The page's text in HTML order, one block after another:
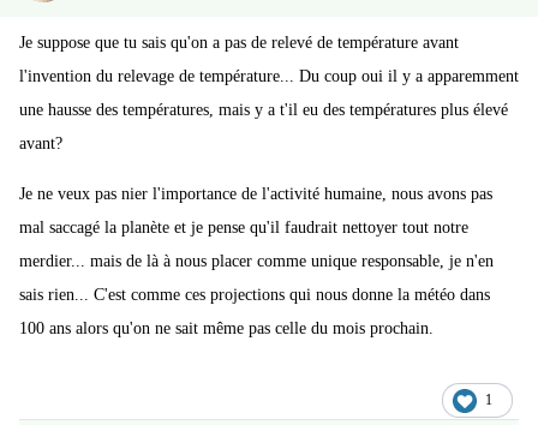
Je suppose que tu sais qu'on a pas de relevé de température avant
l'invention du relevage de température... Du coup oui il y a apparemment
une hausse des températures, mais y a t'il eu des températures plus élevé
avant?
Je ne veux pas nier l'importance de l'activité humaine, nous avons pas
mal saccagé la planète et je pense qu'il faudrait nettoyer tout notre
merdier... mais de là à nous placer comme unique responsable, je n'en
sais rien... C'est comme ces projections qui nous donne la météo dans
100 ans alors qu'on ne sait même pas celle du mois prochain.
1